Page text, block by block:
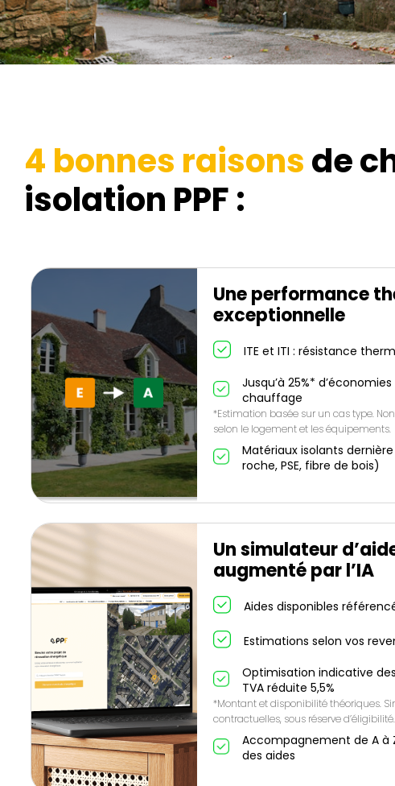
4 bonnes raisonsde
isolation PPF :
Une performance
exceptionnelle
ITE et ITI : résistance
Jusqu’à 25%*
chauffage
*Estimation basée sur un cas type.
selon le logement et les équipements.
Matériaux isolants
roche, PSE, fibre de bois)
Un simulateur
augmenté par l’IA
Aides disponibles
Estimations selon vos
Optimisation indicative
TVA réduite 5,5%
*Montant et disponibilité théoriques.
contractuelles, sous réserve d’éligibilité.
Accompagnement de A à
des aides